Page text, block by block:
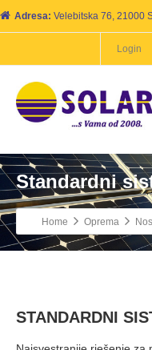
Adresa: Velebitska 76, 21000
Login
Standardni
Home Oprema
STANDARDNI